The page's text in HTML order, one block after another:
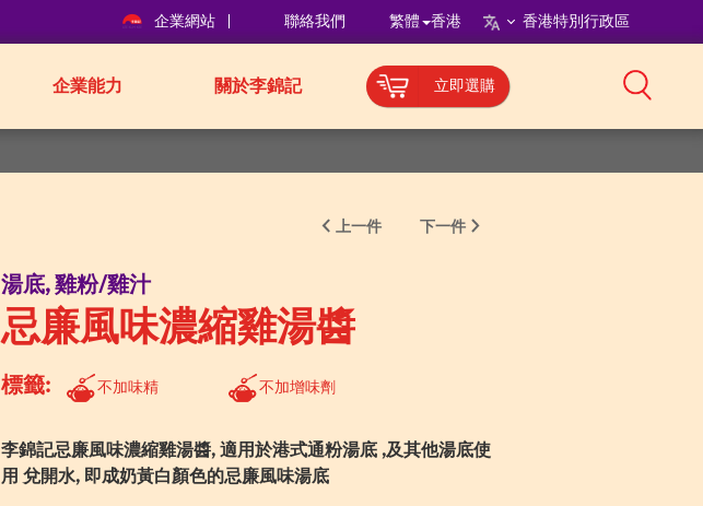
企業網站 聯絡我們 繁體 香港 香港特別行政區
企業能力 關於李錦記 立即選購
上一件 下一件
湯底, 雞粉/雞汁
忌廉風味濃縮雞湯醬
標籤: 不加味精 不加增味劑
李錦記忌廉風味濃縮雞湯醬, 適用於港式通粉湯底 ,及其他湯底使
用 兌開水, 即成奶黃白顏色的忌廉風味湯底